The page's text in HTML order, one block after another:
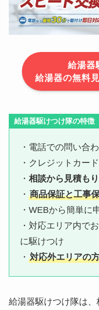
給湯器
給湯器の無料
給湯器駆けつけ隊の特徴
・電話での問い合
・クレジットカー
・相談から見積も
・商品保証と工事
・WEBから簡単に
・対応エリア内で
に駆けつけ
・対応外エリアの
給湯器駆けつけ隊は